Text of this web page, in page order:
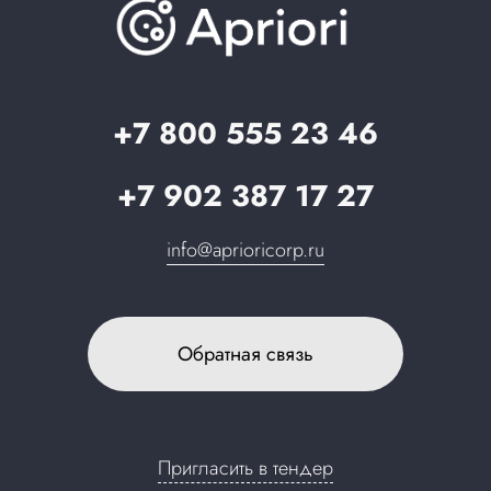
+7 800 555 23 46
+7 902 387 17 27
info@aprioricorp.ru
Обратная связь
Пригласить в тендер
Вопрос-ответ
Запрос в поддержку